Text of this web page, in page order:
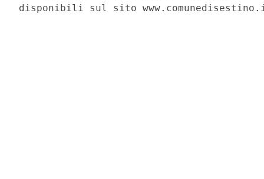
disponibili sul sito